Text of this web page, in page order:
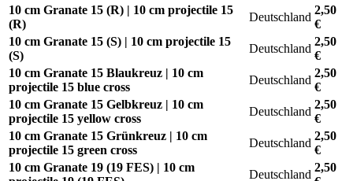
10 cm Granate 15 (R) | 10 cm projectile 15
(R)
Deutschland
2,50
€
10 cm Granate 15 (S) | 10 cm projectile 15
(S)
Deutschland
2,50
€
10 cm Granate 15 Blaukreuz | 10 cm
projectile 15 blue cross
Deutschland
2,50
€
10 cm Granate 15 Gelbkreuz | 10 cm
projectile 15 yellow cross
Deutschland
2,50
€
10 cm Granate 15 Grünkreuz | 10 cm
projectile 15 green cross
Deutschland
2,50
€
10 cm Granate 19 (19 FES) | 10 cm
Deutschland
2,50